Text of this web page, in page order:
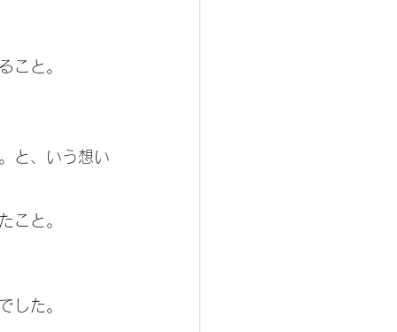
こと。
と、いう想い
こと。
した。